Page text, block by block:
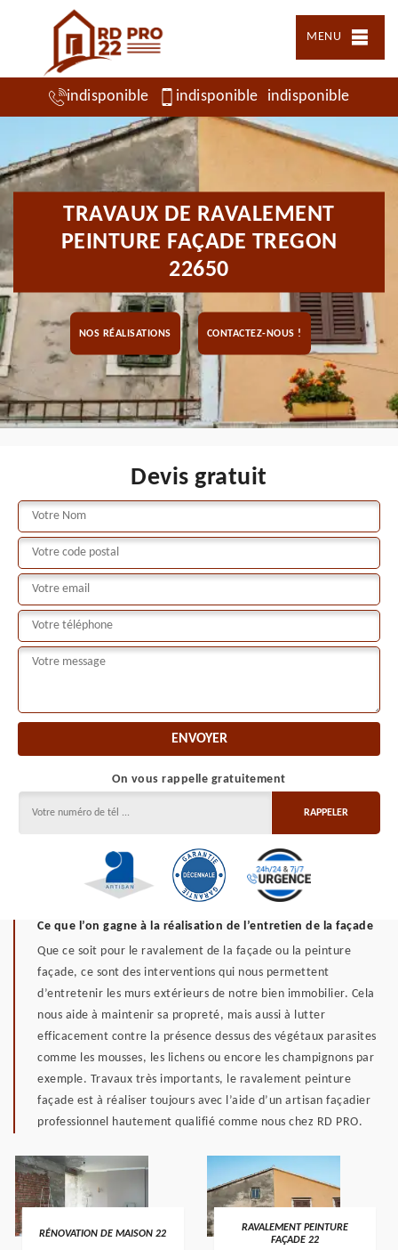
MENU
indisponible indisponible indisponible
TRAVAUX DE RAVALEMENT
PEINTURE FAÇADE TREGON
22650
NOS RÉALISATIONS CONTACTEZ-NOUS !
Devis gratuit
On vous rappelle gratuitement
Ce que l’on gagne à la réalisation de l’entretien de la façade
Que ce soit pour le ravalement de la façade ou la peinture
façade, ce sont des interventions qui nous permettent
d’entretenir les murs extérieurs de notre bien immobilier. Cela
nous aide à maintenir sa propreté, mais aussi à lutter
efficacement contre la présence dessus des végétaux parasites
comme les mousses, les lichens ou encore les champignons par
exemple. Travaux très importants, le ravalement peinture
façade est à réaliser toujours avec l’aide d’un artisan façadier
professionnel hautement qualifié comme nous chez RD PRO.
RÉNOVATION DE MAISON 22
RAVALEMENT PEINTURE
FAÇADE 22